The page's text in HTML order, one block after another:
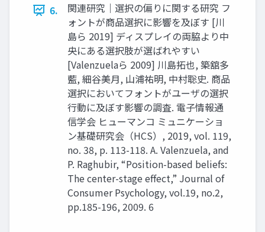
6.
関連研究｜選択の偏りに関する研究 フ
ォントが商品選択に影響を及ぼす [川
島ら 2019] ディスプレイの両脇より中
央にある選択肢が選ばれやすい
[Valenzuelaら 2009] 川島拓也, 築舘多
藍, 細谷美月, 山浦祐明, 中村聡史. 商品
選択においてフォントがユーザの選択
行動に及ぼす影響の調査. 電子情報通
信学会 ヒューマンコ ミュニケーショ
ン基礎研究会（HCS）, 2019, vol. 119,
no. 38, p. 113-118. A. Valenzuela, and
P. Raghubir, “Position-based beliefs:
The center-stage effect,” Journal of
Consumer Psychology, vol.19, no.2,
pp.185-196, 2009. 6